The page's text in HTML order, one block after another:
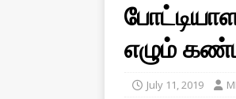
எழும்
July 11, 2019